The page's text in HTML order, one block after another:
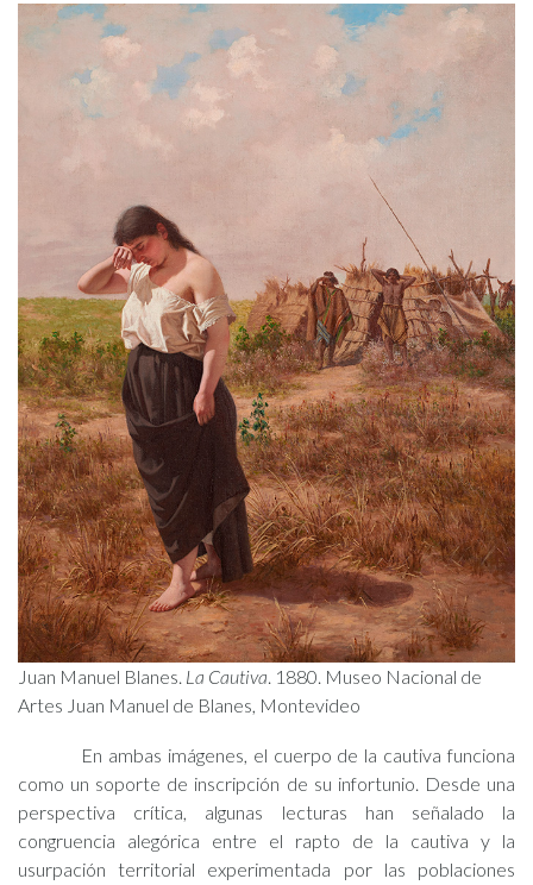
Juan Manuel Blanes. La Cautiva. 1880. Museo Nacional de
Artes Juan Manuel de Blanes, Montevideo
En ambas imágenes, el cuerpo de la cautiva funciona
como un soporte de inscripción de su infortunio. Desde una
perspectiva crítica, algunas lecturas han señalado la
congruencia alegórica entre el rapto de la cautiva y la
usurpación territorial experimentada por las poblaciones